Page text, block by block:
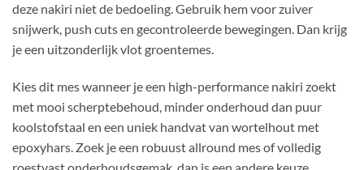
deze nakiri niet de bedoeling. Gebruik hem voor zuiver
snijwerk, push cuts en gecontroleerde bewegingen. Dan krijg
je een uitzonderlijk vlot groentemes.
Kies dit mes wanneer je een high-performance nakiri zoekt
met mooi scherptebehoud, minder onderhoud dan puur
koolstofstaal en een uniek handvat van wortelhout met
epoxyhars. Zoek je een robuust allround mes of volledig